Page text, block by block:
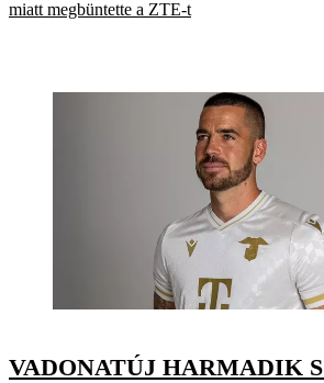
miatt megbüntette a ZTE-t
VADONATÚJ HARMADIK